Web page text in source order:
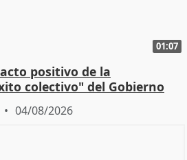
01:07
positivo de la
colectivo" del Gobierno
04/08/2026